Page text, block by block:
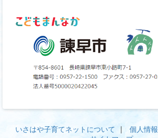
いさはや子育てネットについて
個人情